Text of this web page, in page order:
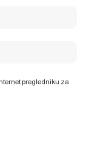
pregledniku za